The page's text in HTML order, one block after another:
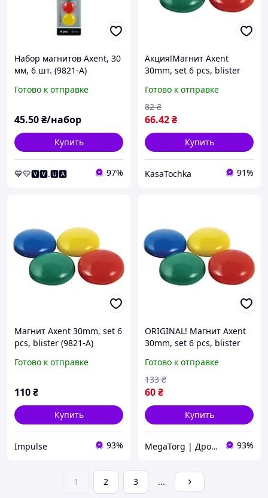
Набор магнитов Axent, 30
мм, 6 шт. (9821-А)
Готово к отправке
45.50₴/набор
Купить
💙💛🆅🆅.🆄🅰 97%
Акция!Магнит Axent
30mm, set 6 pcs, blister
KasaTochka
Готово к отправке
66.42₴
82 ₴
Купить
KasaTochka 91%
Магнит Axent 30mm, set 6
pcs, blister (9821-А)
Готово к отправке
110₴
Купить
Impulse 93%
ORIGINAL! Магнит Axent
30mm, set 6 pcs, blister
Гарантия!
MegaTorg.com.ua
Готово к отправке
60₴
133 ₴
Купить
MegaTorg | Дропшиппинг и Опт 93%
1 2 3 ...